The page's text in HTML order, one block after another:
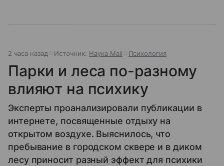
2 часа назад Источник: Наука Mail Психология
Парки и леса по-разному
влияют на психику
Эксперты проанализировали публикации в
интернете, посвященные отдыху на
открытом воздухе. Выяснилось, что
пребывание в городском сквере и в диком
лесу приносит разный эффект для психики